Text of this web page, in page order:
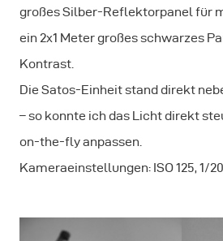
großes Silber-Reflektorpanel für
ein 2x1 Meter großes schwarzes
Kontrast.
Die Satos-Einheit stand direkt
– so konnte ich das Licht direkt
on-the-fly anpassen.
Kameraeinstellungen: ISO 125, 1/